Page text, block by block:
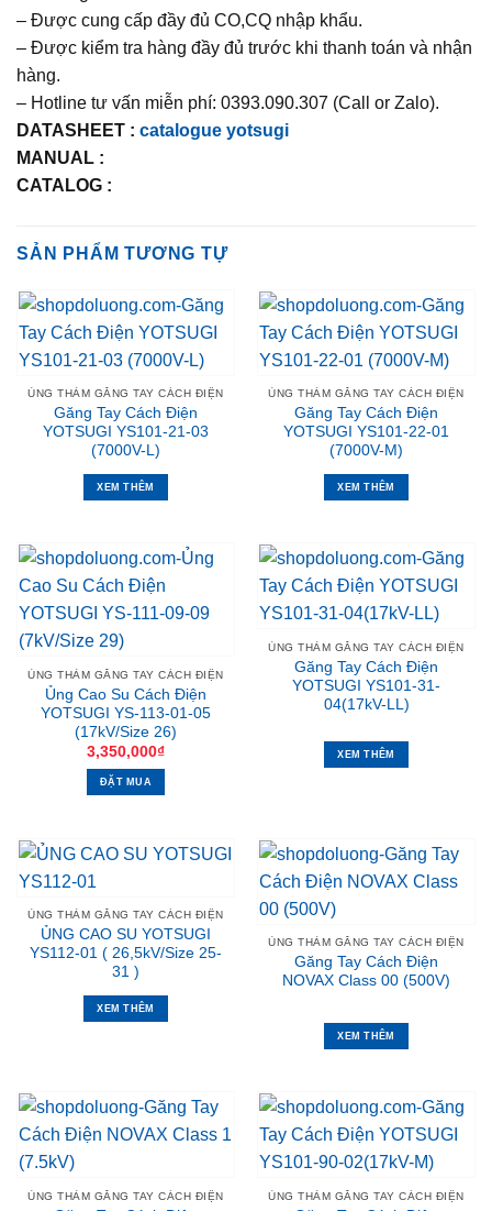
– Được cung cấp đầy đủ CO,CQ nhập khẩu.
– Được kiểm tra hàng đầy đủ trước khi thanh toán và nhận
hàng.
– Hotline tư vấn miễn phí: 0393.090.307 (Call or Zalo).
DATASHEET : catalogue yotsugi
MANUAL :
CATALOG :
SẢN PHẨM TƯƠNG TỰ
ỦNG THẢM GĂNG TAY CÁCH ĐIỆN
Găng Tay Cách Điện
YOTSUGI YS101-21-03
(7000V-L)
XEM THÊM
ỦNG THẢM GĂNG TAY CÁCH ĐIỆN
Găng Tay Cách Điện
YOTSUGI YS101-22-01
(7000V-M)
XEM THÊM
ỦNG THẢM GĂNG TAY CÁCH ĐIỆN
Ủng Cao Su Cách Điện
YOTSUGI YS-113-01-05
(17kV/Size 26)
3,350,000₫
ĐẶT MUA
ỦNG THẢM GĂNG TAY CÁCH ĐIỆN
Găng Tay Cách Điện
YOTSUGI YS101-31-
04(17kV-LL)
XEM THÊM
ỦNG THẢM GĂNG TAY CÁCH ĐIỆN
ỦNG CAO SU YOTSUGI
YS112-01 ( 26,5kV/Size 25-
31 )
XEM THÊM
ỦNG THẢM GĂNG TAY CÁCH ĐIỆN
Găng Tay Cách Điện
NOVAX Class 00 (500V)
XEM THÊM
ỦNG THẢM GĂNG TAY CÁCH ĐIỆN ỦNG THẢM GĂNG TAY CÁCH ĐIỆN